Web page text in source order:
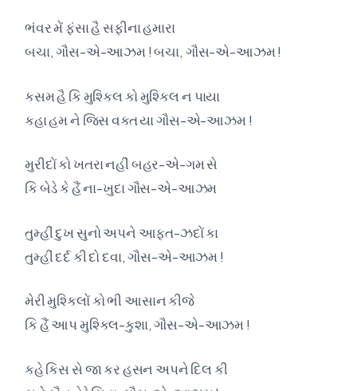
ભંવર મેં ફંસા હૈ સફીના હમારા
બચા, ગૌસ-એ-આઝમ ! બચા, ગૌસ-એ-આઝમ !
કસમ હૈ કિ મુશ્કિલ કો મુશ્કિલ ન પાયા
કહા હમ ને જિસ વક્ત યા ગૌસ-એ-આઝમ !
મુરીદોં કો ખતરા નહીં બહર-એ-ગમ સે
કિ બેડે કે હૈં ના-ખુદા ગૌસ-એ-આઝમ
તુમ્હીં દુખ સુનો અપને આફત-ઝદોં કા
તુમ્હીં દર્દ કી દો દવા, ગૌસ-એ-આઝમ !
મેરી મુશ્કિલોં કો ભી આસાન કીજે
કિ હૈં આપ મુશ્કિલ-કુશા, ગૌસ-એ-આઝમ !
કહે કિસ સે જા કર હસન અપને દિલ કી